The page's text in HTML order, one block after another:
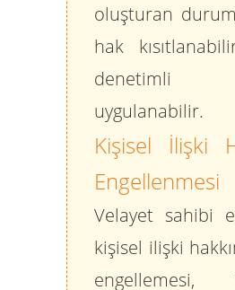
oluşturan
hak
denetimli
uygulanabilir.
Kişisel İlişki
Engellenmesi
Velayet sahibi
kişisel ilişki
engellemesi,